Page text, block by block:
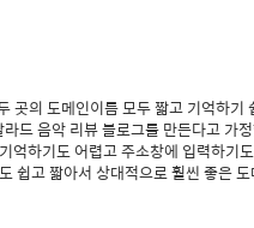
곳의 도메인이름 모두 짧고 기억하기
드 음악 리뷰 블로그를 만든다고 가
기도 어렵고 주소창에 입력하기
고 짧아서 상대적으로 훨씬 좋은 도